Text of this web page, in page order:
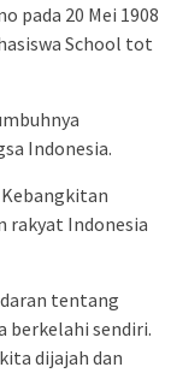
pada 20 Mei 1908
School tot
Indonesia.
rakyat Indonesia
tentang
berkelahi sendiri.
dijajah dan